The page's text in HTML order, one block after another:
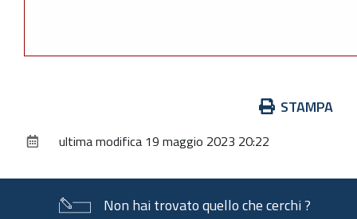
documento
STAMPA
ultima modifica 19 maggio 2023 20:22
Non hai trovato quello che cerchi ?